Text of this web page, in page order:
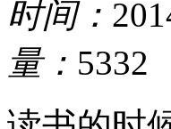
时间：
量：